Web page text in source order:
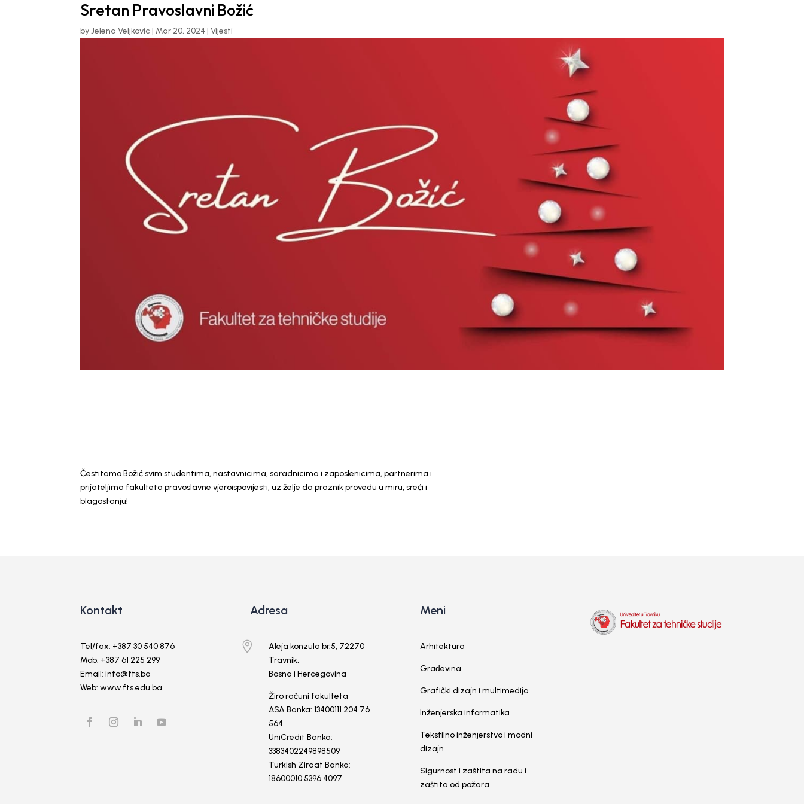
Sretan Pravoslavni Božić
byJelena Veljkovic | Mar 20, 2024 |Vijesti
Čestitamo Božić svim studentima, nastavnicima, saradnicima i zaposlenicima, partnerima i
prijateljima fakulteta pravoslavne vjeroispovijesti, uz želje da praznik provedu u miru, sreći i
blagostanju!
Kontakt
Tel/fax: +387 30 540 876
Mob: +387 61 225 299
Email: info@fts.ba
Web: www.fts.edu.ba
Adresa

Aleja konzula br.5, 72270
Travnik,
Bosna i Hercegovina
Žiro računi fakulteta
ASA Banka: 13400111 204 76
564
UniCredit Banka:
3383402249898509
Turkish Ziraat Banka:
18600010 5396 4097
Meni
Arhitektura
Građevina
Grafički dizajn i multimedija
Inženjerska informatika
Tekstilno inženjerstvo i modni
dizajn
Sigurnost i zaštita na radu i
zaštita od požara